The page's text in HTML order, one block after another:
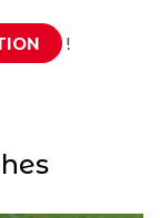
!